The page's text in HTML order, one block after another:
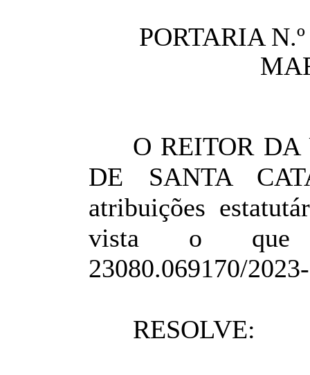
PORTARIA
O REITOR
DE SANTA
atribuições
vista o que
23080.069170/
RESOLVE: